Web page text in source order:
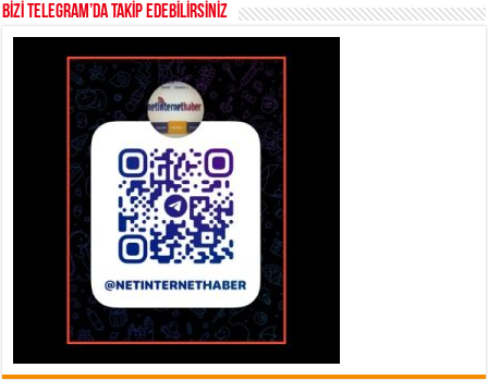
BİZİ TELEGRAM’DA TAKİP EDEBİLİRSİNİZ